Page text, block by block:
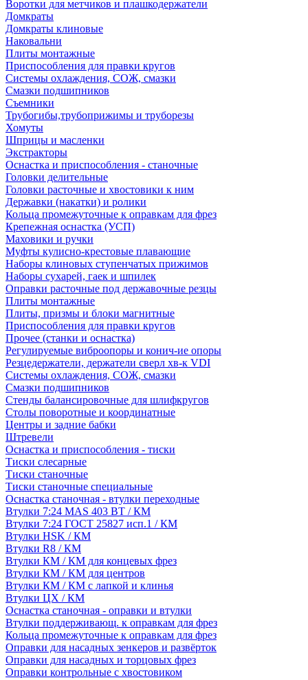
Воротки для метчиков и плашкодержатели
Домкраты
Домкраты клиновые
Наковальни
Плиты монтажные
Приспособления для правки кругов
Системы охлаждения, СОЖ, смазки
Смазки подшипников
Съемники
Трубогибы,трубоприжимы и труборезы
Хомуты
Шприцы и масленки
Экстракторы
Оснастка и приспособления - станочные
Головки делительные
Головки расточные и хвостовики к ним
Державки (накатки) и ролики
Кольца промежуточные к оправкам для фрез
Крепежная оснастка (УСП)
Маховики и ручки
Муфты кулисно-крестовые плавающие
Наборы клиновых ступенчатых прижимов
Наборы сухарей, гаек и шпилек
Оправки расточные под державочные резцы
Плиты монтажные
Плиты, призмы и блоки магнитные
Приспособления для правки кругов
Прочее (станки и оснастка)
Регулируемые виброопоры и конич-ие опоры
Резцедержатели, держатели сверл хв-к VDI
Системы охлаждения, СОЖ, смазки
Смазки подшипников
Стенды балансировочные для шлифкругов
Столы поворотные и координатные
Центры и задние бабки
Штревели
Оснастка и приспособления - тиски
Тиски слесарные
Тиски станочные
Тиски станочные специальные
Оснастка станочная - втулки переходные
Втулки 7:24 MAS 403 BT / КМ
Втулки 7:24 ГОСТ 25827 исп.1 / КМ
Втулки HSK / КМ
Втулки R8 / КМ
Втулки КМ / КМ для концевых фрез
Втулки КМ / КМ для центров
Втулки КМ / КМ с лапкой и клинья
Втулки ЦХ / КМ
Оснастка станочная - оправки и втулки
Втулки поддерживающ. к оправкам для фрез
Кольца промежуточные к оправкам для фрез
Оправки для насадных зенкеров и развёрток
Оправки для насадных и торцовых фрез
Оправки контрольные с хвостовиком